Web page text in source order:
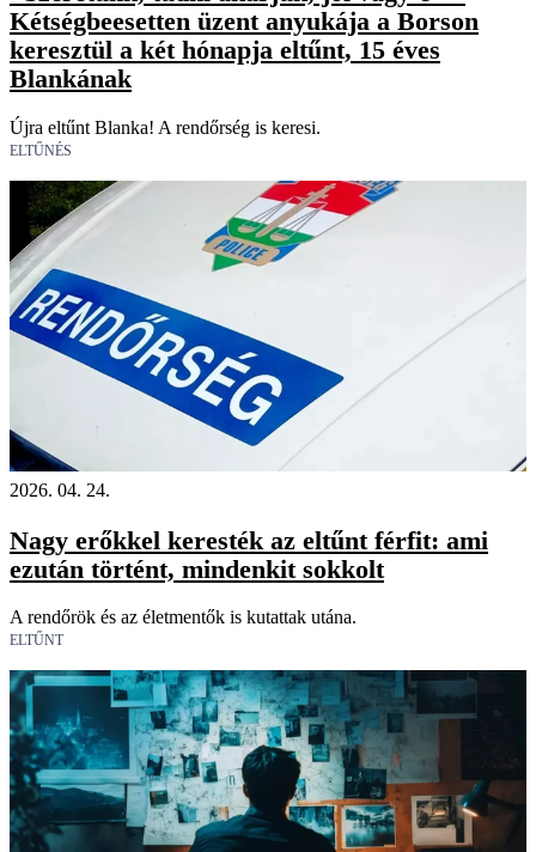
Kétségbeesetten üzent anyukája a Borson
keresztül a két hónapja eltűnt, 15 éves
Blankának
Újra eltűnt Blanka! A rendőrség is keresi.
ELTŰNÉS
2026. 04. 24.
Nagy erőkkel keresték az eltűnt férfit: ami
ezután történt, mindenkit sokkolt
A rendőrök és az életmentők is kutattak utána.
ELTŰNT